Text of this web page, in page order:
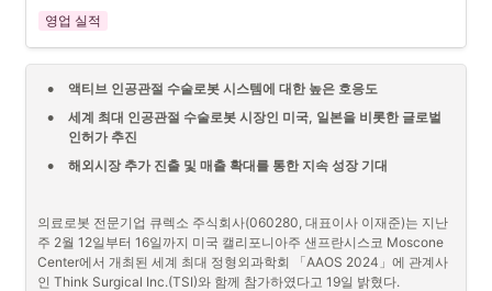
될 수 있는 제도이다. ‘큐비스-스파인’이 이번 혁신의료기술에 선정됨에
삽입술에 대하여 보험 수가 적용을 위한 절차를 진행하게 된다.
‘큐비스-스파인’은 Robotic Arm과 Main Console 등으로 구성된 척추수
술로봇 시스템이다. 먼저, 5축으로 구성된 Robotic Arm은 수술할 목표
위치를 안내하고 수술 시 흔들림이 없도록 지지해주는 역할을 하며 광학
링, 수술 계획 및 내비게이션을 가능하게 하며 수술 도중 수술 계획 변경
또한, 전용 Surgical Instrument를 이용함으로써 수술 절차를 단순화하
여 보다 쉽고 빠른 수술을 가능하게 하며 기존 수기 수술에서 사용하는
여러가지 수술 도구(K-wire, Dilator, Tapper 등)를 하나의 수술 도구로
압축한 Wireless One-step Surgical Instrument로 수술 시간 단축이 가
영업 실적
• 액티브 인공관절 수술로봇 시스템에 대한 높은 호응도
•
세계 최대 인공관절 수술로봇 시장인 미국, 일본을 비롯한 글로벌
인허가 추진
• 해외시장 추가 진출 및 매출 확대를 통한 지속 성장 기대
의료로봇 전문기업 큐렉소 주식회사(060280, 대표이사 이재준)는 지난
주 2월 12일부터 16일까지 미국 캘리포니아주 샌프란시스코 Moscone
Center에서 개최된 세계 최대 정형외과학회 「AAOS 2024」에 관계사
인 Think Surgical Inc.(TSI)와 함께 참가하였다고 19일 밝혔다.